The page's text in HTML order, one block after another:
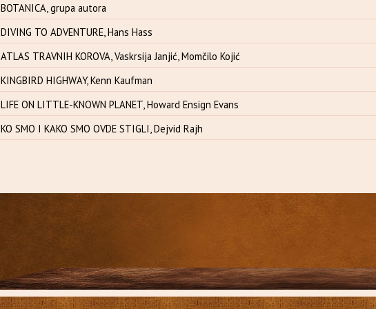
BOTANICA, grupa autora
DIVING TO ADVENTURE, Hans Hass
ATLAS TRAVNIH KOROVA, Vaskrsija Janjić, Momčilo Kojić
KINGBIRD HIGHWAY, Kenn Kaufman
LIFE ON LITTLE-KNOWN PLANET, Howard Ensign Evans
KO SMO I KAKO SMO OVDE STIGLI, Dejvid Rajh